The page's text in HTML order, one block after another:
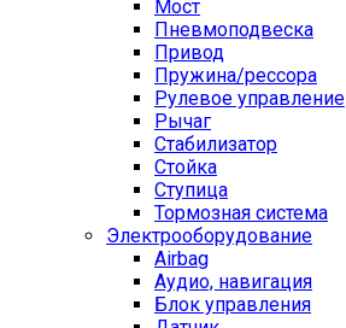
Мост
Пневмоподвеска
Привод
Пружина/рессора
Рулевое управление
Рычаг
Стабилизатор
Стойка
Ступица
Тормозная система
Электрооборудование
Airbag
Аудио, навигация
Блок управления